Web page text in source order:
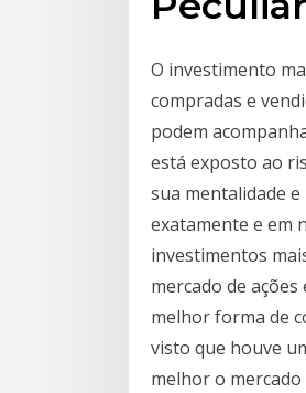
O investimento
compradas e
podem
está exposto ao
sua mentalidade
exatamente e em
investimentos
mercado de
melhor forma de
visto que houve
melhor o mercado